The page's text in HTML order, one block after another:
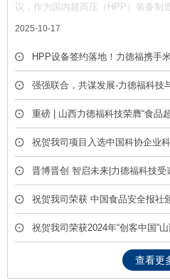
议，作为国内超高压（HPP）装备制
号，彰显了公司在推动超高压技术产
2025-10-17
HPP设备签约落地！力德福携手
化冷榨饮品产线
强强联合，共谋发展-力德福科技
略合作框架协议
重磅 | 山西力德福科技荣膺“食品
台共创单位”，携手产业链共筑非
祝贺我司项目入选中国科协企业
库
晋博晋创 智启未来|力德福科技受
后创新创业成果展
祝贺我司荣获 中国食品安全报社
位” 荣誉称号
祝贺我司荣获2024年“创客中国”
查看更